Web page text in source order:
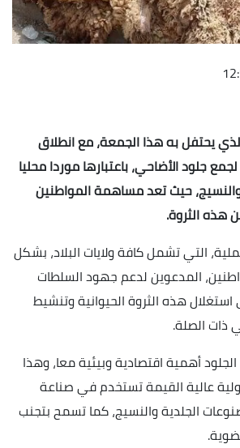
يحتفل به هذا الجمعة، مع انطلاق
جلود الأضاحي، باعتبارها موردا محليا
حيث تعد مساهمة المواطنين
الثروة.
التي تشمل كافة ولايات البلاد، بشكل
المدعوين لدعم جهود السلطات
هذه الثروة الحيوانية وتنشيط
الصلة.
أهمية اقتصادية وبيئية معا، وهذا
عالية القيمة تستخدم في صناعة
الجلدية والنسيج، كما تسمح بتجنب